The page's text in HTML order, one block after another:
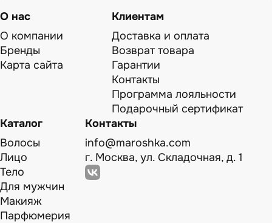
О нас
О компании
Бренды
Карта сайта
Клиентам
Доставка и оплата
Возврат товара
Гарантии
Контакты
Программа лояльности
Подарочный сертификат
Каталог
Волосы
Лицо
Тело
Для мужчин
Макияж
Парфюмерия
Контакты
info@maroshka.com
г. Москва, ул. Складочная, д. 1